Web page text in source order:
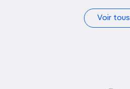
Voir tous